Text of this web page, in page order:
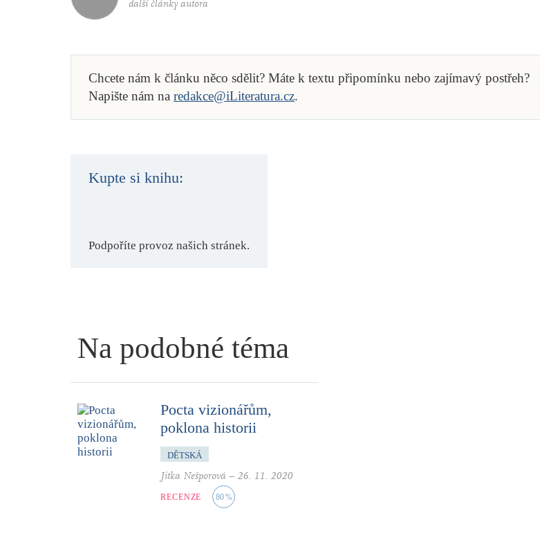
další články autora
Chcete nám k článku něco sdělit? Máte k textu připomínku nebo zajímavý postřeh?
Napište nám na redakce@iLiteratura.cz.
Kupte si knihu:
Podpoříte provoz našich stránek.
Na podobné téma
Pocta vizionářům,
poklona historii
DĚTSKÁ
Jitka Nešporová – 26. 11. 2020
RECENZE 80%